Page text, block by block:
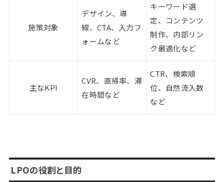
施策対象
デザイン、導
線、CTA、入力フ
ォームなど
キーワード選
定、コンテンツ
制作、内部リン
ク最適化など
主なKPI
CVR、直帰率、滞
在時間など
CTR、検索順
位、自然流入数
など
LPOの役割と目的